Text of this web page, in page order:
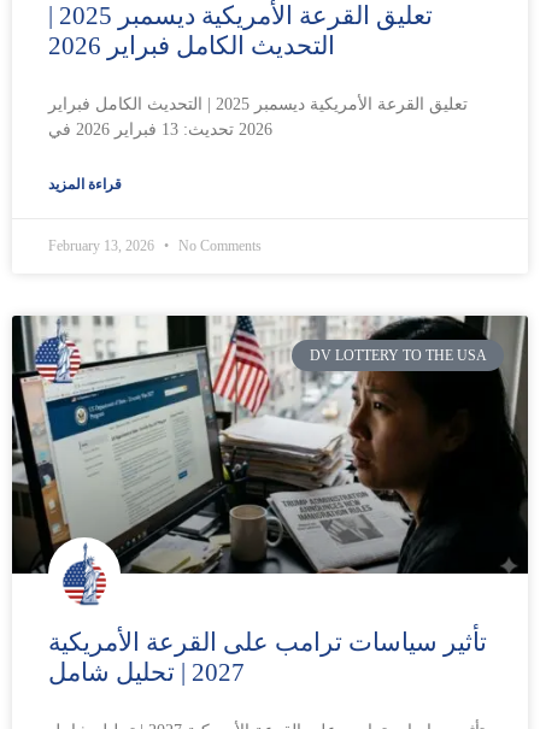
تعليق القرعة الأمريكية ديسمبر 2025 |
التحديث الكامل فبراير 2026
تعليق القرعة الأمريكية ديسمبر 2025 | التحديث الكامل فبراير
2026 تحديث: 13 فبراير 2026 في
قراءة المزيد
February 13, 2026 No Comments
DV LOTTERY TO THE USA
تأثير سياسات ترامب على القرعة الأمريكية
2027 | تحليل شامل